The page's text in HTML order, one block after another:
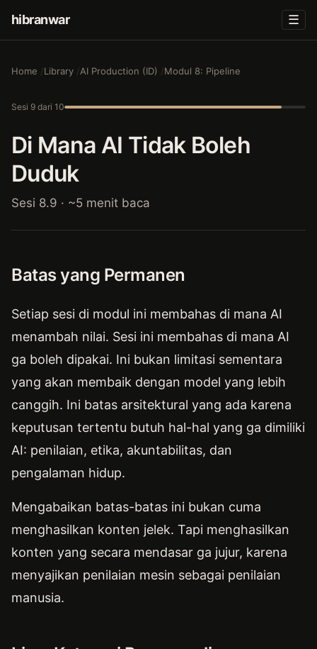
hibranwar ☰
Home Library AI Production (ID) Modul 8: Pipeline
Sesi 9 dari 10
Di Mana AI Tidak Boleh
Duduk
Sesi 8.9 · ~5 menit baca
Batas yang Permanen
Setiap sesi di modul ini membahas di mana AI
menambah nilai. Sesi ini membahas di mana AI
ga boleh dipakai. Ini bukan limitasi sementara
yang akan membaik dengan model yang lebih
canggih. Ini batas arsitektural yang ada karena
keputusan tertentu butuh hal-hal yang ga dimiliki
AI: penilaian, etika, akuntabilitas, dan
pengalaman hidup.
Mengabaikan batas-batas ini bukan cuma
menghasilkan konten jelek. Tapi menghasilkan
konten yang secara mendasar ga jujur, karena
menyajikan penilaian mesin sebagai penilaian
manusia.